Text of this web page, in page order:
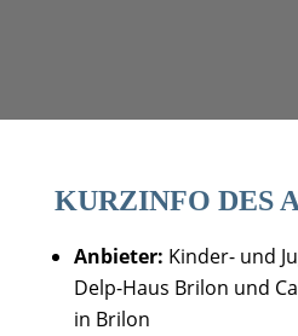
KURZINFO DES
Anbieter: Kinder- und
Delp-Haus Brilon und
in Brilon